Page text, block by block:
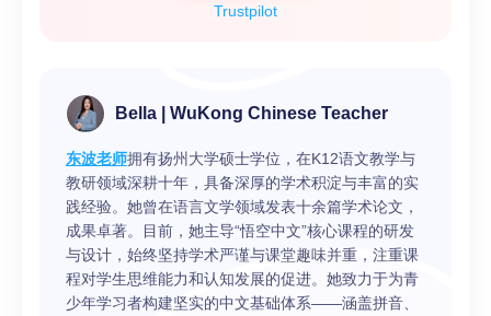
Trustpilot
Bella | WuKong Chinese Teacher
东波老师拥有扬州大学硕士学位，在K12语文教学与
教研领域深耕十年，具备深厚的学术积淀与丰富的实
践经验。她曾在语言文学领域发表十余篇学术论文，
成果卓著。目前，她主导“悟空中文”核心课程的研发
与设计，始终坚持学术严谨与课堂趣味并重，注重课
程对学生思维能力和认知发展的促进。她致力于为青
少年学习者构建坚实的中文基础体系——涵盖拼音、